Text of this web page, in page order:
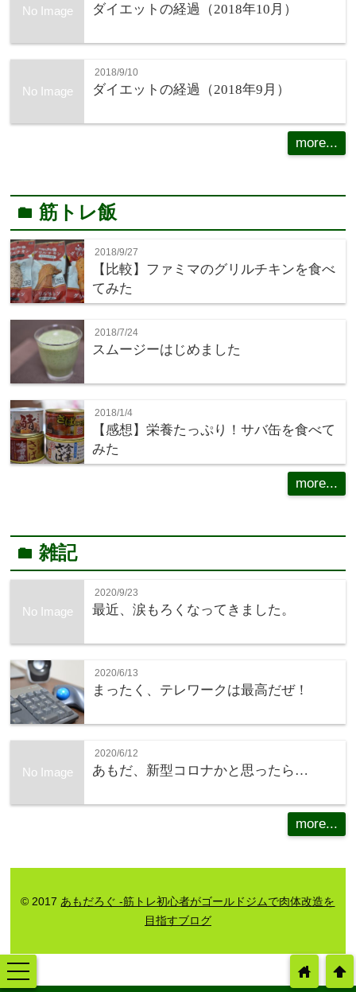
No Image ダイエットの経過（2018年10月）
No Image
2018/9/10
ダイエットの経過（2018年9月）
more...
folder筋トレ飯
2018/9/27
【比較】ファミマのグリルチキンを食べ
てみた
2018/7/24
スムージーはじめました
2018/1/4
【感想】栄養たっぷり！サバ缶を食べて
みた
more...
folder雑記
No Image
2020/9/23
最近、涙もろくなってきました。
2020/6/13
まったく、テレワークは最高だぜ！
No Image
2020/6/12
あもだ、新型コロナかと思ったら…
more...
© 2017 あもだろぐ -筋トレ初心者がゴールドジムで肉体改造を
目指すブログ
toggle
navigation
arrowup
home